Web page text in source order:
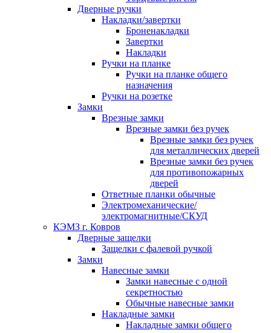
Дверные ручки
Накладки/завертки
Броненакладки
Завертки
Накладки
Ручки на планке
Ручки на планке общего
назначения
Ручки на розетке
Замки
Врезные замки
Врезные замки без ручек
Врезные замки без ручек
для металлических дверей
Врезные замки без ручек
для противопожарных
дверей
Ответные планки обычные
Электромеханические/
электромагнитные/СКУД
КЭМЗ г. Ковров
Дверные защелки
Защелки с фалевой ручкой
Замки
Навесные замки
Замки навесные с одной
секретностью
Обычные навесные замки
Накладные замки
Накладные замки общего